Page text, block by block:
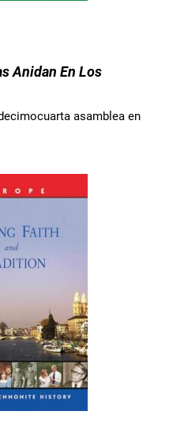
Anidan En Los
asamblea en